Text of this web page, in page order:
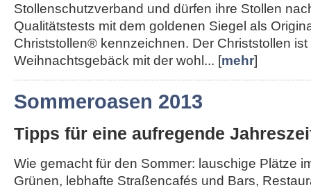
Stollenschutzverband und dürfen ihre Stollen
Qualitätstests mit dem goldenen Siegel als
Christstollen® kennzeichnen. Der Christstollen ist
Weihnachtsgebäck mit der wohl... [mehr]
Sommeroasen 2013
Tipps für eine aufregende
Wie gemacht für den Sommer: lauschige Plätze
Grünen, lebhafte Straßencafés und Bars,